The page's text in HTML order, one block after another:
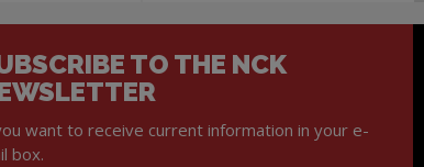
TO THE NCK
want to receive current information in your e-
box.